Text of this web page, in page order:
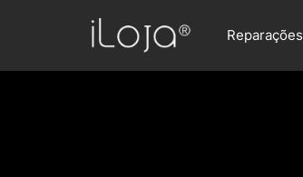
Reparações